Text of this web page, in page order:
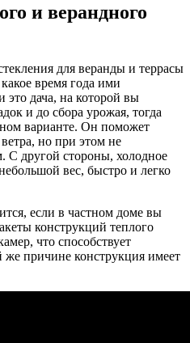
и верандного
для веранды и террасы
время года ими
это дача, на которой вы
и до сбора урожая, тогда
варианте. Он поможет
но при этом не
С другой стороны, холодное
вес, быстро и легко
если в частном доме вы
конструкций теплого
что способствует
причине конструкция имеет